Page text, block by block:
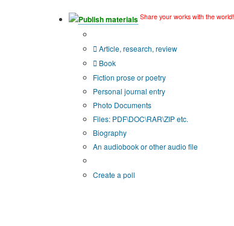
Publish materials Share your works with the world!
Article, research, review
Book
Fiction prose or poetry
Personal journal entry
Photo Documents
Files: PDF\DOC\RAR\ZIP etc.
Biography
An audiobook or other audio file
Create a poll